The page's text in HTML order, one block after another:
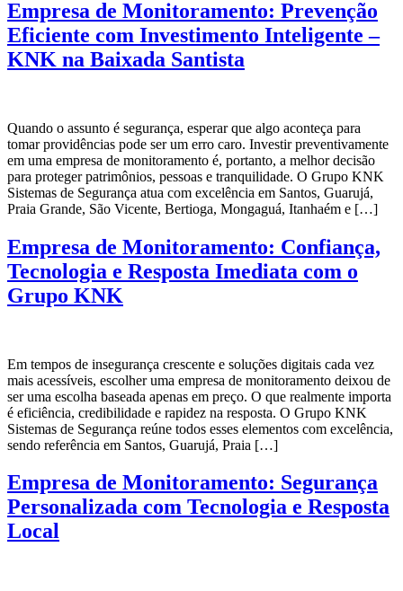
Empresa de Monitoramento: Prevenção
Eficiente com Investimento Inteligente –
KNK na Baixada Santista
Quando o assunto é segurança, esperar que algo aconteça para
tomar providências pode ser um erro caro. Investir preventivamente
em uma empresa de monitoramento é, portanto, a melhor decisão
para proteger patrimônios, pessoas e tranquilidade. O Grupo KNK
Sistemas de Segurança atua com excelência em Santos, Guarujá,
Praia Grande, São Vicente, Bertioga, Mongaguá, Itanhaém e […]
Empresa de Monitoramento: Confiança,
Tecnologia e Resposta Imediata com o
Grupo KNK
Em tempos de insegurança crescente e soluções digitais cada vez
mais acessíveis, escolher uma empresa de monitoramento deixou de
ser uma escolha baseada apenas em preço. O que realmente importa
é eficiência, credibilidade e rapidez na resposta. O Grupo KNK
Sistemas de Segurança reúne todos esses elementos com excelência,
sendo referência em Santos, Guarujá, Praia […]
Empresa de Monitoramento: Segurança
Personalizada com Tecnologia e Resposta
Local